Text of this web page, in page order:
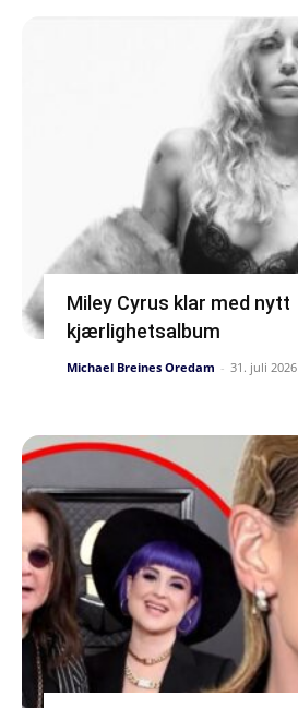
Miley Cyrus klar med nytt
kjærlighetsalbum
Michael Breines Oredam - 31. juli 2026